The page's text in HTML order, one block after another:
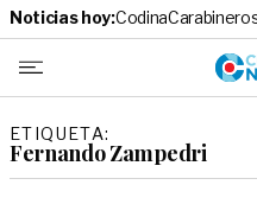
Noticias hoy:Codina
ETIQUETA:
Fernando Zampedri